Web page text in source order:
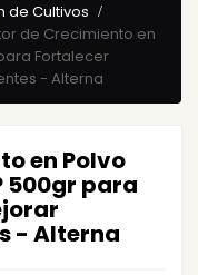
de Cultivos
de Crecimiento en
Fortalecer
- Alterna
en Polvo
500gr para
- Alterna